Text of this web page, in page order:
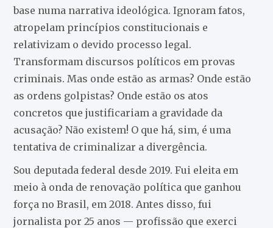
base numa narrativa ideológica. Ignoram fatos,
atropelam princípios constitucionais e
relativizam o devido processo legal.
Transformam discursos políticos em provas
criminais. Mas onde estão as armas? Onde estão
as ordens golpistas? Onde estão os atos
concretos que justificariam a gravidade da
acusação? Não existem! O que há, sim, é uma
tentativa de criminalizar a divergência.
Sou deputada federal desde 2019. Fui eleita em
meio à onda de renovação política que ganhou
força no Brasil, em 2018. Antes disso, fui
jornalista por 25 anos — profissão que exerci